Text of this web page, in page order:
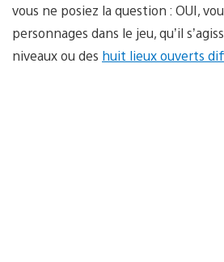
vous ne posiez la question : OUI,
personnages dans le jeu, qu’il
niveaux ou des huit lieux ouverts